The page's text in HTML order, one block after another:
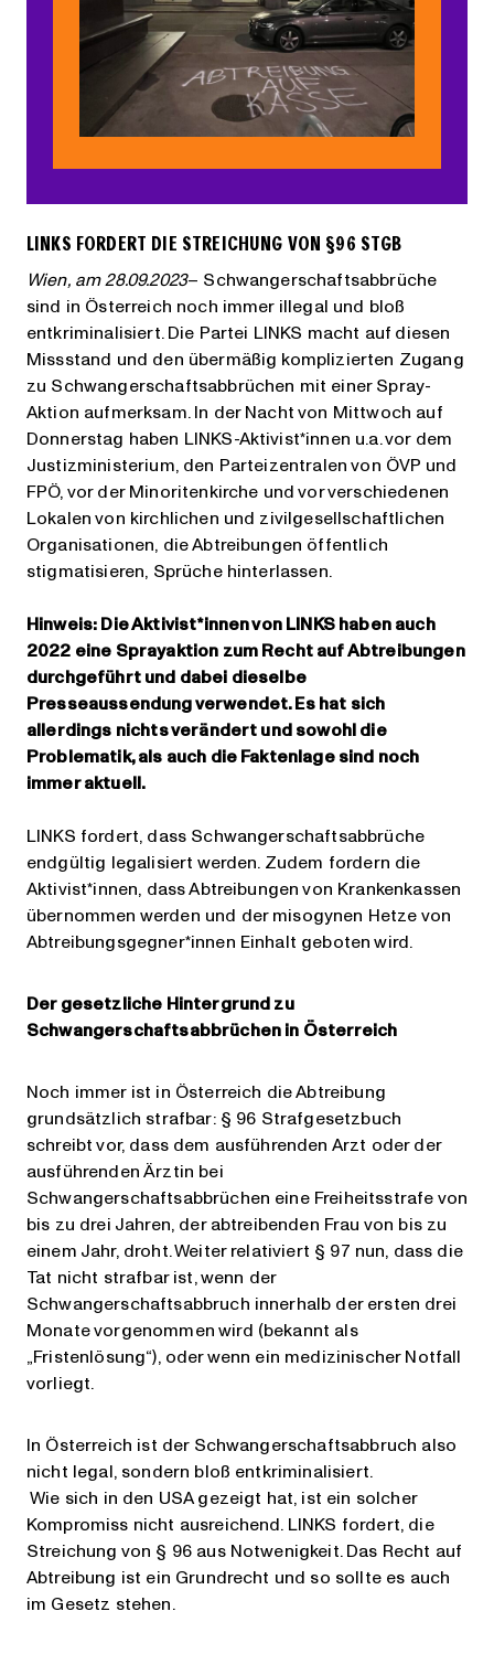
LINKS FORDERT DIE STREICHUNG VON §96 STGB
Wien, am 28.09.2023– Schwangerschaftsabbrüche
sind in Österreich noch immer illegal und bloß
entkriminalisiert. Die Partei LINKS macht auf diesen
Missstand und den übermäßig komplizierten Zugang
zu Schwangerschaftsabbrüchen mit einer Spray-
Aktion aufmerksam. In der Nacht von Mittwoch auf
Donnerstag haben LINKS-Aktivist*innen u.a. vor dem
Justizministerium, den Parteizentralen von ÖVP und
FPÖ, vor der Minoritenkirche und vor verschiedenen
Lokalen von kirchlichen und zivilgesellschaftlichen
Organisationen, die Abtreibungen öffentlich
stigmatisieren, Sprüche hinterlassen.
Hinweis: Die Aktivist*innen von LINKS haben auch
2022 eine Sprayaktion zum Recht auf Abtreibungen
durchgeführt und dabei dieselbe
Presseaussendung verwendet. Es hat sich
allerdings nichts verändert und sowohl die
Problematik, als auch die Faktenlage sind noch
immer aktuell.
LINKS fordert, dass Schwangerschaftsabbrüche
endgültig legalisiert werden. Zudem fordern die
Aktivist*innen, dass Abtreibungen von Krankenkassen
übernommen werden und der misogynen Hetze von
Abtreibungsgegner*innen Einhalt geboten wird.
Der gesetzliche Hintergrund zu
Schwangerschaftsabbrüchen in Österreich
Noch immer ist in Österreich die Abtreibung
grundsätzlich strafbar: § 96 Strafgesetzbuch
schreibt vor, dass dem ausführenden Arzt oder der
ausführenden Ärztin bei
Schwangerschaftsabbrüchen eine Freiheitsstrafe von
bis zu drei Jahren, der abtreibenden Frau von bis zu
einem Jahr, droht. Weiter relativiert § 97 nun, dass die
Tat nicht strafbar ist, wenn der
Schwangerschaftsabbruch innerhalb der ersten drei
Monate vorgenommen wird (bekannt als
„Fristenlösung“), oder wenn ein medizinischer Notfall
vorliegt.
In Österreich ist der Schwangerschaftsabbruch also
nicht legal, sondern bloß entkriminalisiert.
Wie sich in den USA gezeigt hat, ist ein solcher
Kompromiss nicht ausreichend. LINKS fordert, die
Streichung von § 96 aus Notwenigkeit. Das Recht auf
Abtreibung ist ein Grundrecht und so sollte es auch
im Gesetz stehen.